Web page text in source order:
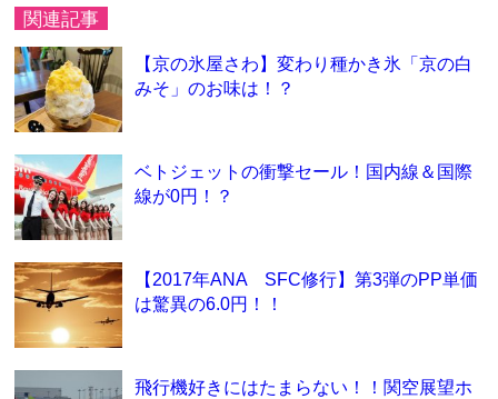
関連記事
【京の氷屋さわ】変わり種かき氷「京の白
みそ」のお味は！？
ベトジェットの衝撃セール！国内線＆国際
線が0円！？
【2017年ANA SFC修行】第3弾のPP単価
は驚異の6.0円！！
飛行機好きにはたまらない！！関空展望ホ